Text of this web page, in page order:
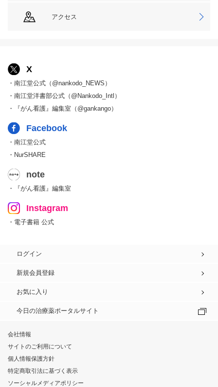
アクセス
X
・南江堂公式（@nankodo_NEWS）
・南江堂洋書部公式（@Nankodo_Intl）
・『がん看護』編集室（@gankango）
Facebook
・南江堂公式
・NurSHARE
note
・『がん看護』編集室
Instagram
・電子書籍 公式
ログイン
新規会員登録
お気に入り
今日の治療薬ポータルサイト
会社情報
サイトのご利用について
個人情報保護方針
特定商取引法に基づく表示
ソーシャルメディアポリシー